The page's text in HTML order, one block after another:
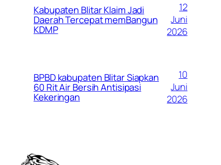
Kabupaten Blitar Klaim Jadi
Daerah Tercepat memBangun
KDMP
12
Juni
2026
BPBD kabupaten Blitar Siapkan
60 Rit Air Bersih Antisipasi
Kekeringan
10
Juni
2026